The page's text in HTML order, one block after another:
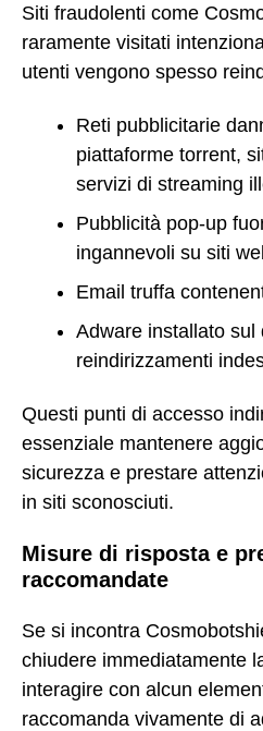
Siti fraudolenti come
raramente visitati
utenti vengono spesso
Reti pubblicitarie
piattaforme torrent,
servizi di streaming
Pubblicità pop-up
ingannevoli su siti
Email truffa
Adware installato
reindirizzamenti
Questi punti di accesso
essenziale mantenere
sicurezza e prestare
in siti sconosciuti.
Misure di risposta e
raccomandate
Se si incontra
chiudere immediatamente
interagire con alcun
raccomanda vivamente di